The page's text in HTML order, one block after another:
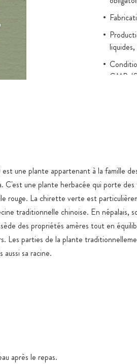
GMP,
Tous
est une plante appartenant à la famille
C'est une plante herbacée qui porte
rouge. La chirette verte est
traditionnelle chinoise. En népalais,
des propriétés amères tout en
Les parties de la plante
sa racine.
après le repas.